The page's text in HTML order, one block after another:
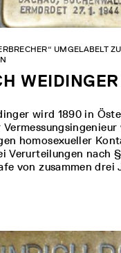
WEIDINGER
UMGELABELT
wird 1890 in
homosexueller
Verurteilungen nach
von zusammen drei